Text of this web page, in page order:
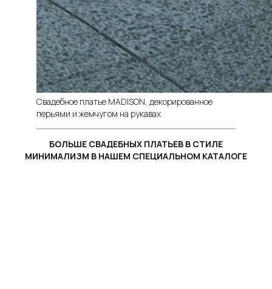
Свадебное платье MADISON, декорированное
перьями и жемчугом на рукавах
БОЛЬШЕ СВАДЕБНЫХ ПЛАТЬЕВ В СТИЛЕ
МИНИМАЛИЗМ В НАШЕМ СПЕЦИАЛЬНОМ КАТАЛОГЕ